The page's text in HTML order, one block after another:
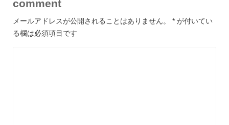
comment
メールアドレスが公開されることはありません。 * が付いてい
る欄は必須項目です